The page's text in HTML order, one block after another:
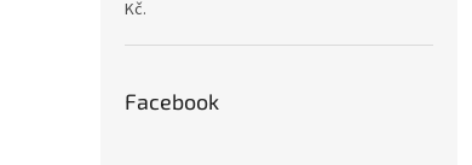
Kč.
Facebook